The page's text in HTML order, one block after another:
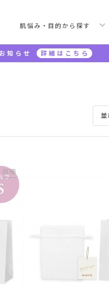
肌悩み・目的から探す
知らせ 詳細はこちら
並
詳細